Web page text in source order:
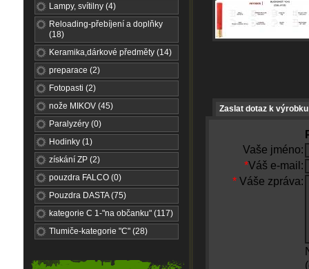
Lampy, svítilny (4)
Reloading-přebíjení a doplňky
(18)
Keramika,dárkové předměty (14)
preparace (2)
Fotopasti (2)
nože MIKOV (45)
Paralyzéry (0)
Hodinky (1)
získání ZP (2)
pouzdra FALCO (0)
Pouzdra DASTA (75)
kategorie C 1-"na občanku" (117)
Tlumiče-kategorie "C" (28)
Zaslat dotaz k výrobku
Vaše jméno:
*Váš e-mail:
* Váše zpráva: